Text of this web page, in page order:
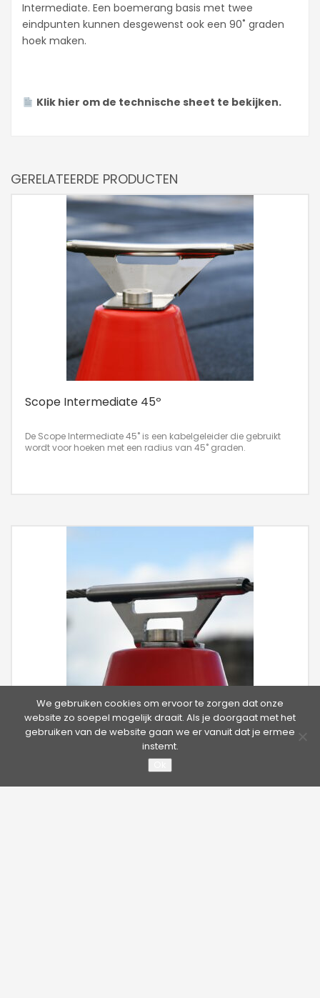
Intermediate. Een boemerang basis met twee
eindpunten kunnen desgewenst ook een 90˚ graden
hoek maken.
Klik hier om de technische sheet te bekijken.
GERELATEERDE PRODUCTEN
Scope Intermediate 45º
De Scope Intermediate 45˚ is een kabelgeleider die gebruikt
wordt voor hoeken met een radius van 45˚ graden.
Scope Intermediate – Recht
We gebruiken cookies om ervoor te zorgen dat onze
website zo soepel mogelijk draait. Als je doorgaat met het
gebruiken van de website gaan we er vanuit dat je ermee
instemt.